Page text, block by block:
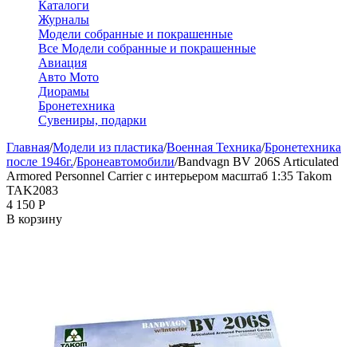
Каталоги
Журналы
Модели собранные и покрашенные
Все Модели собранные и покрашенные
Авиация
Авто Мото
Диорамы
Бронетехника
Сувениры, подарки
Главная/Модели из пластика/Военная Техника/Бронетехника
после 1946г./Бронеавтомобили/Bandvagn BV 206S Articulated
Armored Personnel Carrier с интерьером масштаб 1:35 Takom
TAK2083
4 150 Р
В корзину